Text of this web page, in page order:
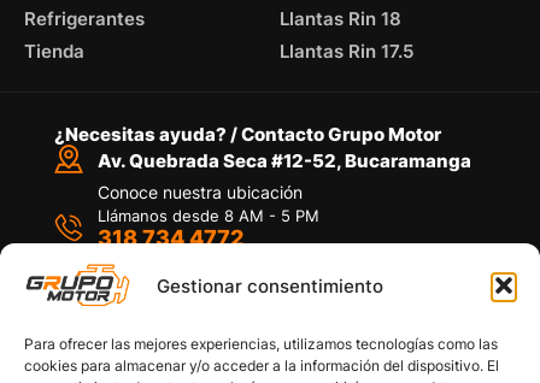
Gestionar consentimiento
Para ofrecer las mejores experiencias, utilizamos tecnologías como las
cookies para almacenar y/o acceder a la información del dispositivo. El
Refrigerantes
Tienda
Llantas Rin 18
Llantas Rin 17.5
¿Necesitas ayuda? / Contacto Grupo Motor
Av. Quebrada Seca #12-52, Bucaramanga
Conoce nuestra ubicación
Llámanos desde 8 AM - 5 PM
318 734 4772
Por medio de WhatsApp